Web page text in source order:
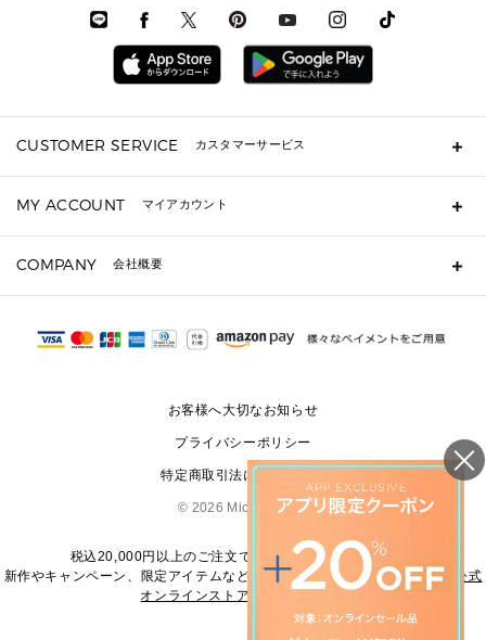
メンズ ウェア
メンズ 時計・その他
メンズウェア
▶ 財布すべて
ミニ財布・フラグメントケース
折り財布(二つ折り・三つ折り)
長財布
▶ 小物すべて
キーケース
定期ケース・カードケース・名刺入れ
ポーチ
サンダル
パンプス・フラット
▶ アクセサリー(チャーム・ストラップ・サングラス)
▶ 時計
▶ ジュエリー
CUSTOMER SERVICE カスタマーサービス
ギフト用にラッピングができますか？
ショッピングバッグを購入商品分送ってもらえますか？
注文後に完了メールが受信できないのですが？
サイズ交換はできますか？
MY ACCOUNT マイアカウント
COMPANY 会社概要
会社概要
お客様へ大切なお知らせ
プライバシーポリシー
特定商取引法に基づく表記
© 2026 Michael Kors
税込20,000円以上のご注文で送料無料にてお届けします
新作やキャンペーン、限定アイテムなどの最新情報は、 マイケル・コース公式
オンラインストア